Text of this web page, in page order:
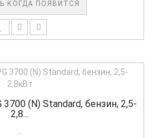
КОГДА ПОЯВИТСЯ
(N) Standard, бензин, 2,5-
2,8...